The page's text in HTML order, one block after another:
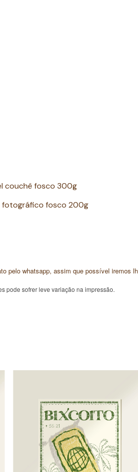
couchê fosco 300g
fotográfico fosco 200g
pelo whatsapp, assim que possível iremos
pode sofrer leve variação na impressão.